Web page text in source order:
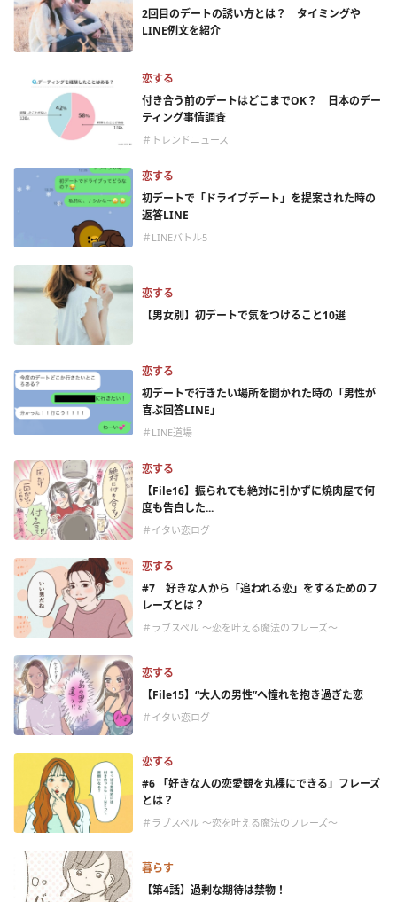
2回目のデートの誘い方とは？ タイミングや
LINE例文を紹介
恋する
付き合う前のデートはどこまでOK？ 日本のデー
ティング事情調査
＃トレンドニュース
恋する
初デートで「ドライブデート」を提案された時の
返答LINE
＃LINEバトル5
恋する
【男女別】初デートで気をつけること10選
恋する
初デートで行きたい場所を聞かれた時の「男性が
喜ぶ回答LINE」
＃LINE道場
恋する
【File16】振られても絶対に引かずに焼肉屋で何
度も告白した...
＃イタい恋ログ
恋する
#7 好きな人から「追われる恋」をするためのフ
レーズとは？
＃ラブスペル ～恋を叶える魔法のフレーズ～
恋する
【File15】“大人の男性”へ憧れを抱き過ぎた恋
＃イタい恋ログ
恋する
#6 「好きな人の恋愛観を丸裸にできる」フレーズ
とは？
＃ラブスペル ～恋を叶える魔法のフレーズ～
暮らす
【第4話】過剰な期待は禁物！